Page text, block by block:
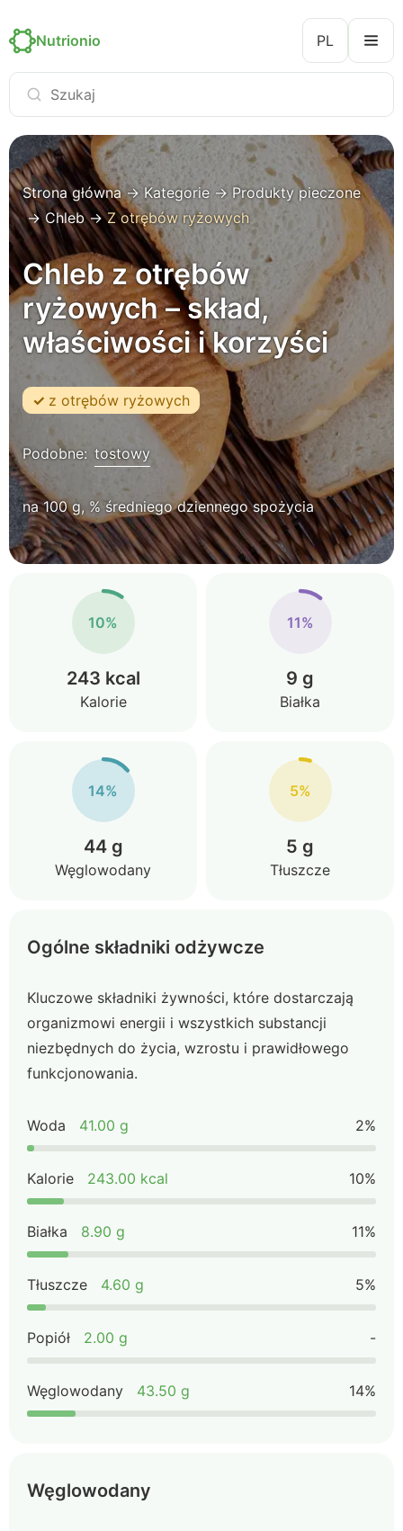
Nutrionio PL
Strona główna→ Kategorie → Produkty pieczone
→Chleb→Z otrębów ryżowych
Chleb z otrębów
ryżowych – skład,
właściwości i korzyści
z otrębów ryżowych
Podobne: tostowy
na 100 g, % średniego dziennego spożycia
10%
243 kcal
Kalorie
11%
9 g
Białka
14%
44 g
Węglowodany
5%
5 g
Tłuszcze
Ogólne składniki odżywcze
Kluczowe składniki żywności, które dostarczają
organizmowi energii i wszystkich substancji
niezbędnych do życia, wzrostu i prawidłowego
funkcjonowania.
Woda 41.00 g 2%
Kalorie 243.00 kcal 10%
Białka 8.90 g 11%
Tłuszcze 4.60 g 5%
Popiół 2.00 g -
Węglowodany 43.50 g 14%
Węglowodany